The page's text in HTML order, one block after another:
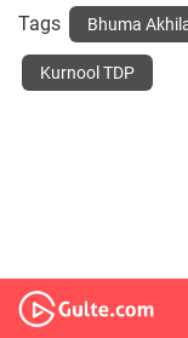
Tags Bhuma
Kurnool TDP